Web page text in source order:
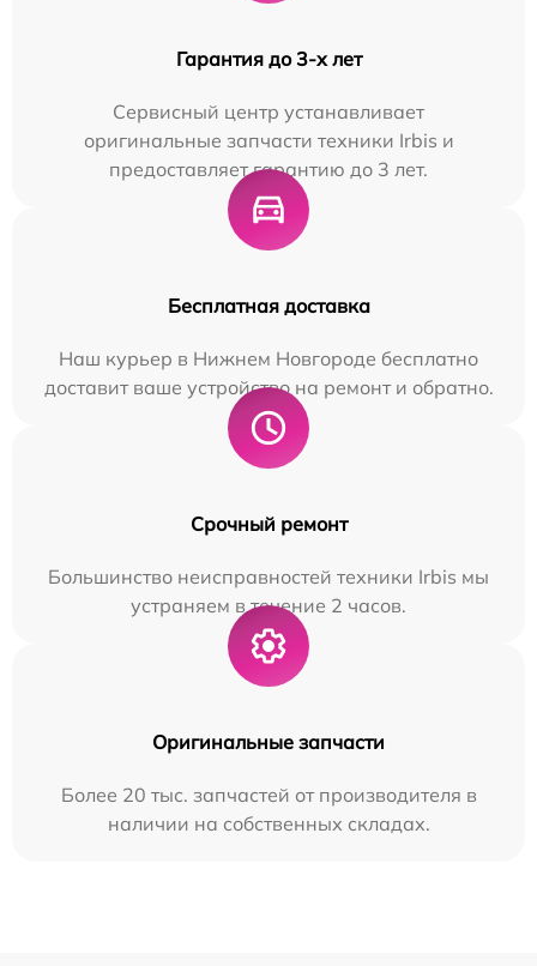
Гарантия до 3-х лет
Сервисный центр устанавливает
оригинальные запчасти техники Irbis и
предоставляет гарантию до 3 лет.
Бесплатная доставка
Наш курьер в Нижнем Новгороде бесплатно
доставит ваше устройство на ремонт и обратно.
Срочный ремонт
Большинство неисправностей техники Irbis мы
устраняем в течение 2 часов.
Оригинальные запчасти
Более 20 тыс. запчастей от производителя в
наличии на собственных складах.